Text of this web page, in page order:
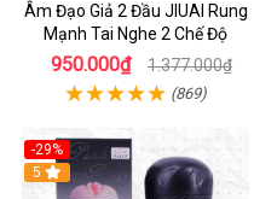
Âm Đạo Giả 2 Đầu JIUAI Rung
Mạnh Tai Nghe 2 Chế Độ
950.000₫ 1.377.000₫
(869)
-29%
5